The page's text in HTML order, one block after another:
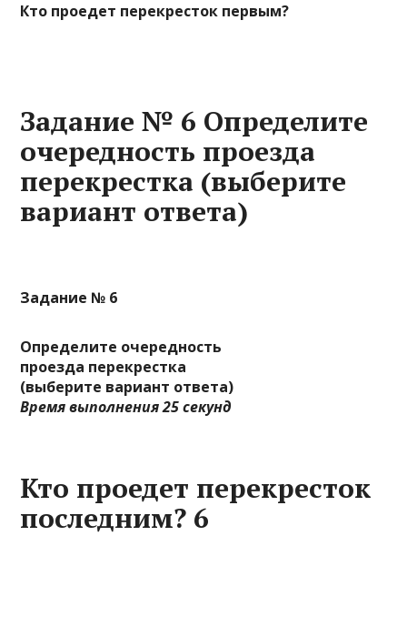
Кто проедет перекресток первым?
Задание № 6 Определите
очередность проезда
перекрестка (выберите
вариант ответа)
Задание № 6
Определите очередность
проезда перекрестка
(выберите вариант ответа)
Время выполнения 25 секунд
Кто проедет перекресток
последним? 6